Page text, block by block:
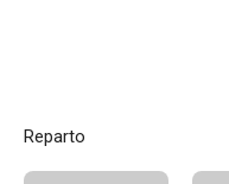
Reparto